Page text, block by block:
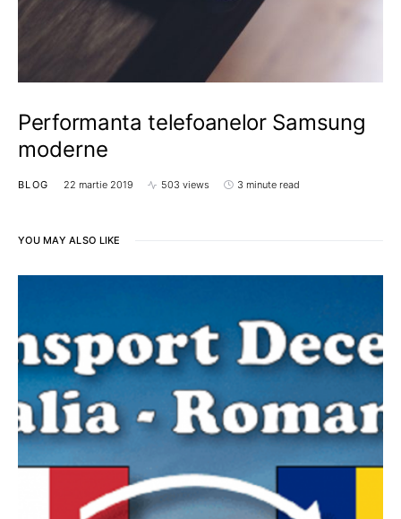
Performanta telefoanelor Samsung
moderne
BLOG 22 martie 2019 503 views 3 minute read
YOU MAY ALSO LIKE